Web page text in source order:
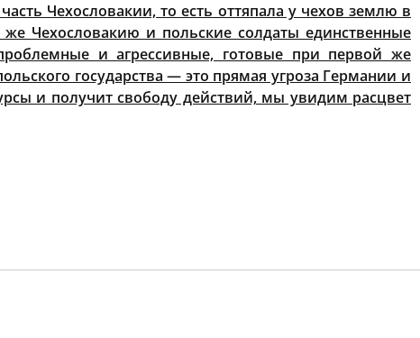
Чехословакии, то есть оттяпала у чехов землю в
Чехословакию и польские солдаты единственные
и агрессивные, готовые при первой же
государства — это прямая угроза Германии и
и получит свободу действий, мы увидим расцвет